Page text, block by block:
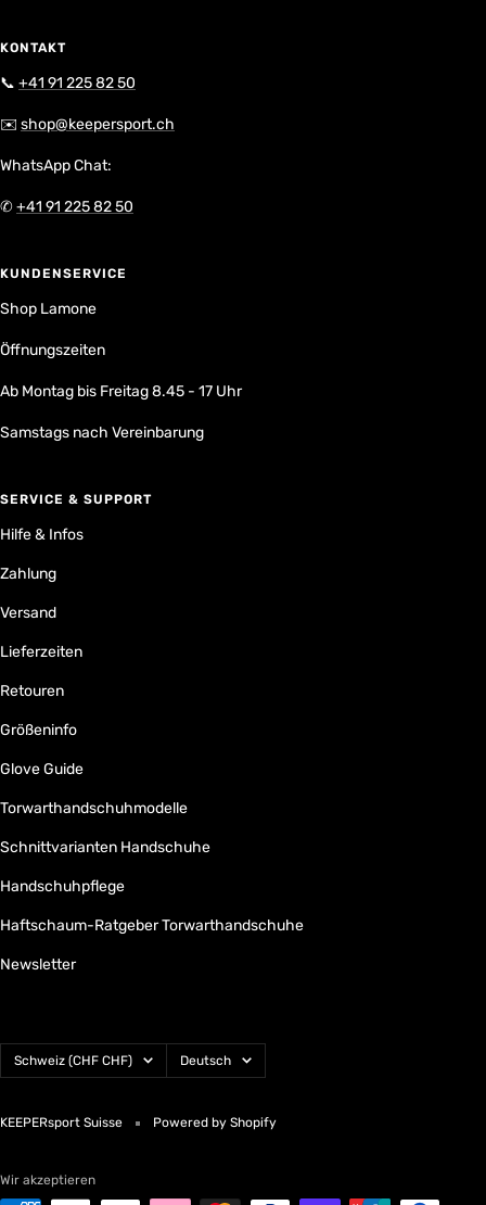
KONTAKT
📞 +41 91 225 82 50
✉️ shop@keepersport.ch
WhatsApp Chat:
✆+41 91 225 82 50
KUNDENSERVICE
Shop Lamone
Öffnungszeiten
Ab Montag bis Freitag 8.45 - 17 Uhr
Samstags nach Vereinbarung
SERVICE & SUPPORT
Hilfe & Infos
Zahlung
Versand
Lieferzeiten
Retouren
Größeninfo
Glove Guide
Torwarthandschuhmodelle
Schnittvarianten Handschuhe
Handschuhpflege
Haftschaum-Ratgeber Torwarthandschuhe
Newsletter
Land/Region
Schweiz (CHF CHF) Sprache
Deutsch
KEEPERsport Suisse Powered by Shopify
Wir akzeptieren